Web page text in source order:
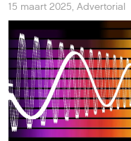
15 maart 2025, Advertorial